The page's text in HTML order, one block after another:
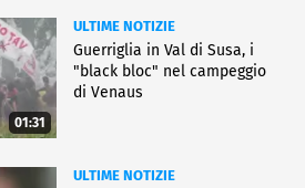
01:31
ULTIME NOTIZIE
Guerriglia in Val di Susa, i
"black bloc" nel campeggio
di Venaus
ULTIME NOTIZIE